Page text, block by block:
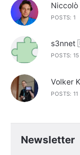
Niccolò
POSTS: 1
POSTS: 15
Volker
POSTS: 11
Newsletter